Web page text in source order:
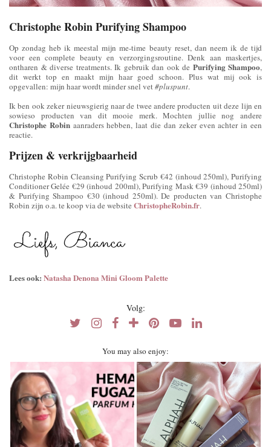
Christophe Robin Purifying Shampoo
Op zondag heb ik meestal mijn me-time beauty reset, dan neem ik de tijd
voor een complete beauty en verzorgingsroutine. Denk aan maskertjes,
ontharen & diverse treatments. Ik gebruik dan ook de Purifying Shampoo,
dit werkt top en maakt mijn haar goed schoon. Plus wat mij ook is
opgevallen: mijn haar wordt minder snel vet#pluspunt.
Ik ben ook zeker nieuwsgierig naar de twee andere producten uit deze lijn en
sowieso producten van dit mooie merk. Mochten jullie nog andere
Christophe Robinaanraders hebben, laat die dan zeker even achter in een
reactie.
Prijzen & verkrijgbaarheid
Christophe Robin Cleansing Purifying Scrub €42 (inhoud 250ml), Purifying
Conditioner Gelée €29 (inhoud 200ml), Purifying Mask €39 (inhoud 250ml)
& Purifying Shampoo €30 (inhoud 250ml). De producten van Christophe
Robin zijn o.a. te koop via de website ChristopheRobin.fr.
Lees ook: Natasha Denona Mini Gloom Palette
Volg:
You may also enjoy: